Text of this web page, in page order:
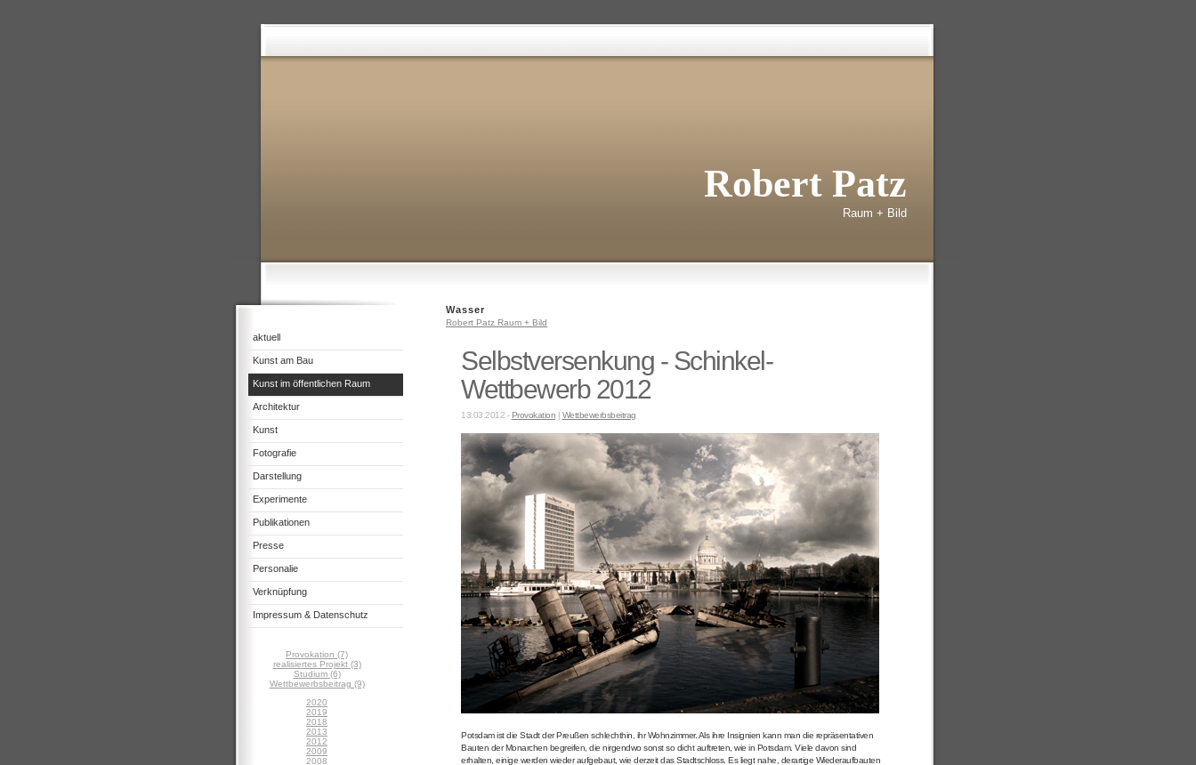
Robert Patz
Raum + Bild
aktuell
Kunst am Bau
Kunst im öffentlichen Raum
Architektur
Kunst
Fotografie
Darstellung
Experimente
Publikationen
Presse
Personalie
Verknüpfung
Impressum & Datenschutz
Provokation (7)
realisiertes Projekt (3)
Studium (6)
Wettbewerbsbeitrag (9)
2020
2019
2018
2013
2012
2009
2008
Wasser
Robert Patz Raum + Bild
Selbstversenkung - Schinkel-
Wettbewerb 2012
13.03.2012 - Provokation | Wettbewerbsbeitrag
Potsdam ist die Stadt der Preußen schlechthin, ihr Wohnzimmer. Als ihre Insignien kann man die repräsentativen
Bauten der Monarchen begreifen, die nirgendwo sonst so dicht auftreten, wie in Potsdam. Viele davon sind
erhalten, einige werden wieder aufgebaut, wie derzeit das Stadtschloss. Es liegt nahe, derartige Wiederaufbauten